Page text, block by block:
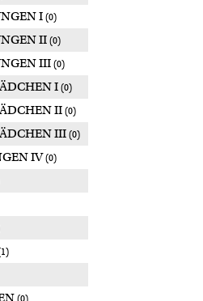
I (0)
II (0)
III (0)
I (0)
II (0)
III (0)
IV(0)
(0)